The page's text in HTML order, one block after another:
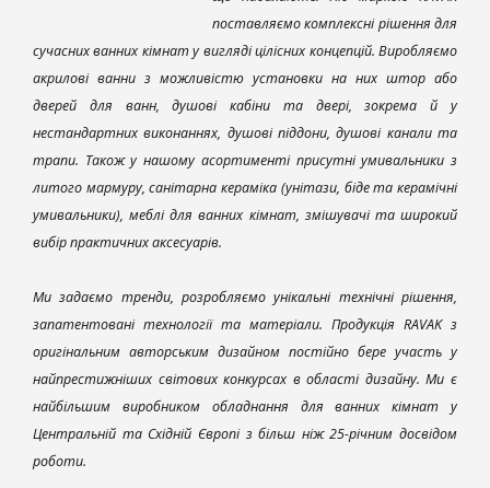
поставляємо комплексні рішення для
сучасних ванних кімнат у вигляді цілісних концепцій. Виробляємо
акрилові ванни з можливістю установки на них штор або
дверей для ванн, душові кабіни та двері, зокрема й у
нестандартних виконаннях, душові піддони, душові канали та
трапи. Також у нашому асортименті присутні умивальники з
литого мармуру, санітарна кераміка (унітази, біде та керамічні
умивальники), меблі для ванних кімнат, змішувачі та широкий
вибір практичних аксесуарів.
Ми задаємо тренди, розробляємо унікальні технічні рішення,
запатентовані технології та матеріали. Продукція RAVAK з
оригінальним авторським дизайном постійно бере участь у
найпрестижніших світових конкурсах в області дизайну. Ми є
найбільшим виробником обладнання для ванних кімнат у
Центральній та Східній Європі з більш ніж 25-річним досвідом
роботи.